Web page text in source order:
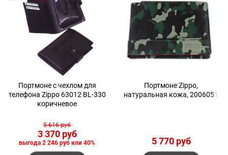
Портмоне с чехлом для
телефона Zippo 63012 BL-330
коричневое
5 616 руб
3 370 руб
выгода 2 246 руб или 40%
Портмоне Zippo,
натуральная кожа, 2006051
5 770 руб